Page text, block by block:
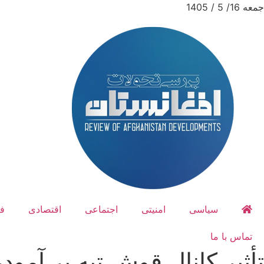
جمعه 16/ 5 / 1405
سیاسی امنیتی اجتماعی اقتصادی
تماس با ما